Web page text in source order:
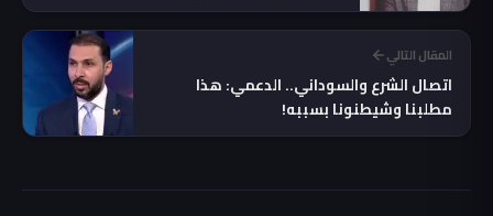
المقال التالي
اتصال الشرع والسوداني.. الدعمي: هذا
مطلبنا وشيطنونا بسببه!